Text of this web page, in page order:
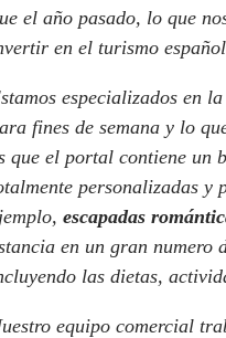
el año pasado, lo que
en el turismo
especializados en
fines de semana y lo
que el portal contiene un
personalizadas y
escapadas
en un gran numero
las dietas,
equipo comercial